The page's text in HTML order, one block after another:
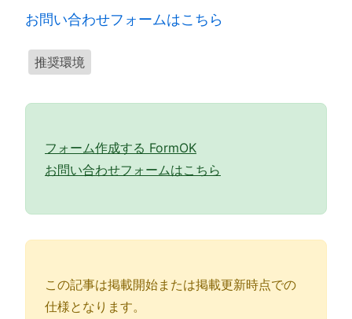
お問い合わせフォームはこちら
推奨環境
フォーム作成する FormOK
お問い合わせフォームはこちら
この記事は掲載開始または掲載更新時点での
仕様となります。